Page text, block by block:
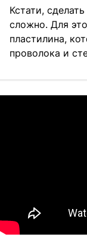
Кстати,
сложно. Для
пластилина,
проволока и